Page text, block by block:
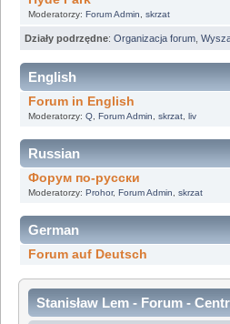
Moderatorzy: Forum Admin skrzat
Działy podrzędne: Organizacja forum
English
Forum in English
Moderatorzy: Q, Forum Admin skrzat, liv
Russian
Форум по-русски
Moderatorzy: Prohor, Forum Admin skrzat
German
Forum auf Deutsch
Stanisław Lem - Forum -